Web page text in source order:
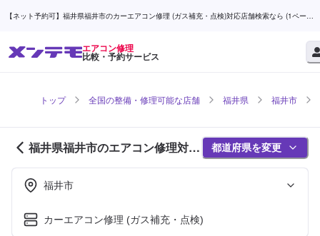
【ネット予約可】福井県福井市のカーエアコン修理 (ガス補充・点検)対応店舗検索なら (1ページ
エアコン修理
比較・予約サービス
トップ 全国の整備・修理可能な店舗 福井県 福井市
福井県福井市のエアコン修理対応
店舗紹介 (1ページ目)
都道府県を変更
福井市
カーエアコン修理 (ガス補充・点検)